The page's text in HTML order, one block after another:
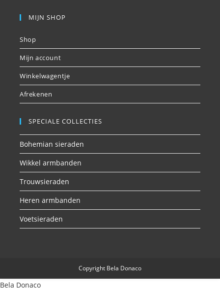
MIJN SHOP
Shop
Mijn account
Winkelwagentje
Afrekenen
SPECIALE COLLECTIES
Bohemian sieraden
Wikkel armbanden
Trouwsieraden
Heren armbanden
Voetsieraden
Copyright Bela Donaco
Bela Donaco